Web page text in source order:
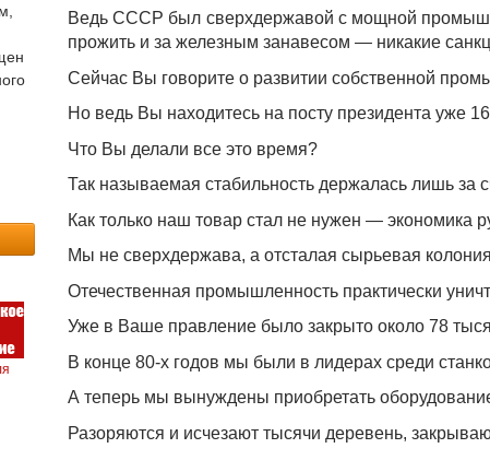
Ведь СССР был сверхдержавой с мощной
прожить и за железным занавесом — никакие
Сейчас Вы говорите о развитии собственной
Но ведь Вы находитесь на посту президента уже 16
Что Вы делали все это время?
Так называемая стабильность держалась лишь за
Как только наш товар стал не нужен — экономика
Мы не сверхдержава, а отсталая сырьевая
Отечественная промышленность практически
Уже в Ваше правление было закрыто около 78
В конце 80-х годов мы были в лидерах среди
А теперь мы вынуждены приобретать
Разоряются и исчезают тысячи деревень,